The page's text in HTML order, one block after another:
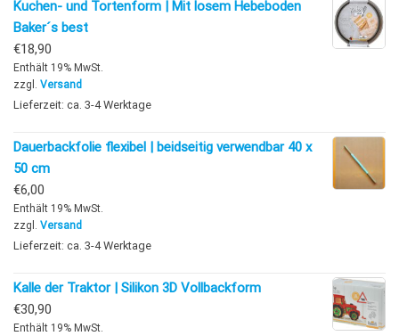
Kuchen- und Tortenform | Mit losem Hebeboden
Baker´s best
€18,90
Enthält 19% MwSt.
zzgl. Versand
Lieferzeit: ca. 3-4 Werktage
Dauerbackfolie flexibel | beidseitig verwendbar 40 x
50 cm
€6,00
Enthält 19% MwSt.
zzgl. Versand
Lieferzeit: ca. 3-4 Werktage
Kalle der Traktor | Silikon 3D Vollbackform
€30,90
Enthält 19% MwSt.